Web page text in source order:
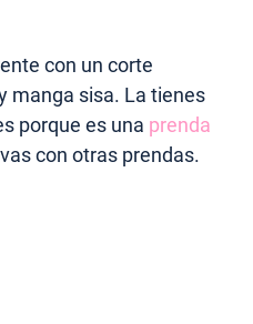
con un corte
manga sisa. La tienes
porque es una prenda
con otras prendas.